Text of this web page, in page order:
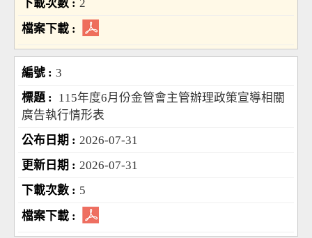
2
3
115年度6月份金管會主管辦理政策宣導相關
廣告執行情形表
2026-07-31
2026-07-31
5